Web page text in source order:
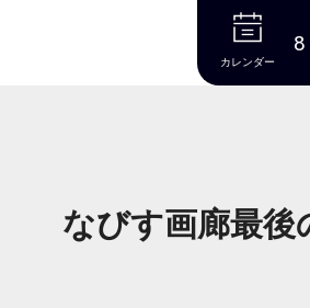
本文へ
カレンダー
8
なびす画廊最後